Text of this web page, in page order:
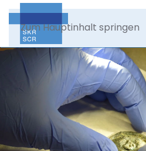
Zum Hauptinhalt springen